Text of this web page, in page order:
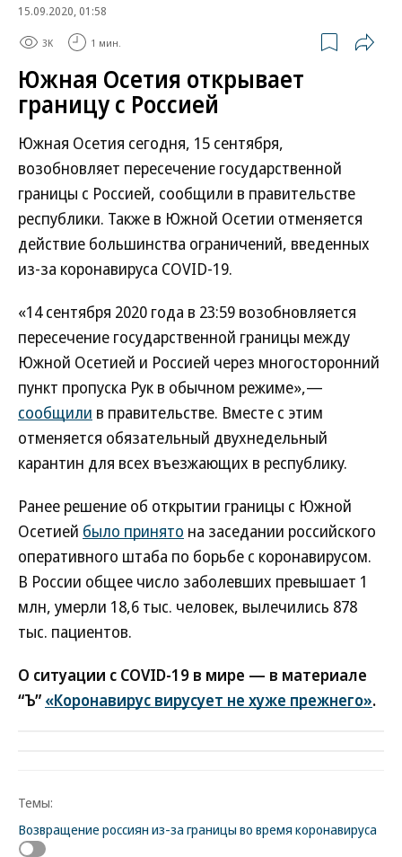
15.09.2020, 01:58
3K 1 мин.
Южная Осетия открывает
границу с Россией
Южная Осетия сегодня, 15 сентября,
возобновляет пересечение государственной
границы с Россией, сообщили в правительстве
республики. Также в Южной Осетии отменяется
действие большинства ограничений, введенных
из-за коронавируса COVID-19.
«14 сентября 2020 года в 23:59 возобновляется
пересечение государственной границы между
Южной Осетией и Россией через многосторонний
пункт пропуска Рук в обычном режиме»,—
сообщили в правительстве. Вместе с этим
отменяется обязательный двухнедельный
карантин для всех въезжающих в республику.
Ранее решение об открытии границы с Южной
Осетией было принято на заседании российского
оперативного штаба по борьбе с коронавирусом.
В России общее число заболевших превышает 1
млн, умерли 18,6 тыс. человек, вылечились 878
тыс. пациентов.
О ситуации с COVID-19 в мире — в материале
“Ъ” «Коронавирус вирусует не хуже прежнего».
Темы:
Возвращение россиян из-за границы во время коронавируса